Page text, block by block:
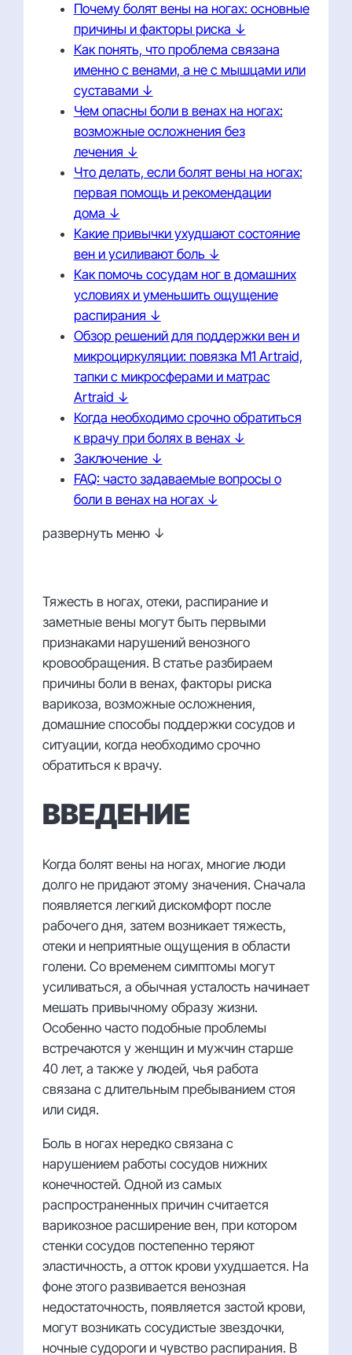
Почему болят вены на ногах: основные
причины и факторы риска ↓
Как понять, что проблема связана
именно с венами, а не с мышцами или
суставами ↓
Чем опасны боли в венах на ногах:
возможные осложнения без
лечения ↓
Что делать, если болят вены на ногах:
первая помощь и рекомендации
дома ↓
Какие привычки ухудшают состояние
вен и усиливают боль ↓
Как помочь сосудам ног в домашних
условиях и уменьшить ощущение
распирания ↓
Обзор решений для поддержки вен и
микроциркуляции: повязка M1 Artraid,
тапки с микросферами и матрас
Artraid ↓
Когда необходимо срочно обратиться
к врачу при болях в венах ↓
Заключение ↓
FAQ: часто задаваемые вопросы о
боли в венах на ногах ↓
развернуть меню ↓
Тяжесть в ногах, отеки, распирание и
заметные вены могут быть первыми
признаками нарушений венозного
кровообращения. В статье разбираем
причины боли в венах, факторы риска
варикоза, возможные осложнения,
домашние способы поддержки сосудов и
ситуации, когда необходимо срочно
обратиться к врачу.
ВВЕДЕНИЕ
Когда болят вены на ногах, многие люди
долго не придают этому значения. Сначала
появляется легкий дискомфорт после
рабочего дня, затем возникает тяжесть,
отеки и неприятные ощущения в области
голени. Со временем симптомы могут
усиливаться, а обычная усталость начинает
мешать привычному образу жизни.
Особенно часто подобные проблемы
встречаются у женщин и мужчин старше
40 лет, а также у людей, чья работа
связана с длительным пребыванием стоя
или сидя.
Боль в ногах нередко связана с
нарушением работы сосудов нижних
конечностей. Одной из самых
распространенных причин считается
варикозное расширение вен, при котором
стенки сосудов постепенно теряют
эластичность, а отток крови ухудшается. На
фоне этого развивается венозная
недостаточность, появляется застой крови,
могут возникать сосудистые звездочки,
ночные судороги и чувство распирания. В